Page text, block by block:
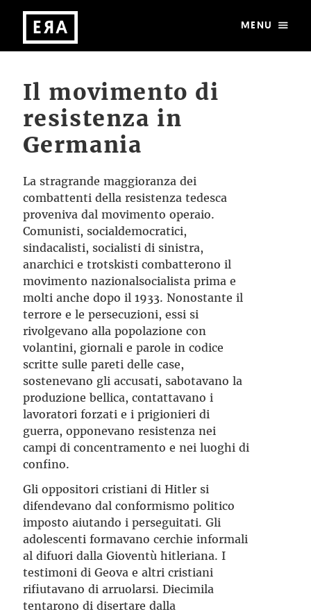
MENU
Il movimento di
resistenza in
Germania
La stragrande maggioranza dei
combattenti della resistenza tedesca
proveniva dal movimento operaio.
Comunisti, socialdemocratici,
sindacalisti, socialisti di sinistra,
anarchici e trotskisti combatterono il
movimento nazionalsocialista prima e
molti anche dopo il 1933. Nonostante il
terrore e le persecuzioni, essi si
rivolgevano alla popolazione con
volantini, giornali e parole in codice
scritte sulle pareti delle case,
sostenevano gli accusati, sabotavano la
produzione bellica, contattavano i
lavoratori forzati e i prigionieri di
guerra, opponevano resistenza nei
campi di concentramento e nei luoghi di
confino.
Gli oppositori cristiani di Hitler si
difendevano dal conformismo politico
imposto aiutando i perseguitati. Gli
adolescenti formavano cerchie informali
al difuori dalla Gioventù hitleriana. I
testimoni di Geova e altri cristiani
rifiutavano di arruolarsi. Diecimila
tentarono di disertare dalla